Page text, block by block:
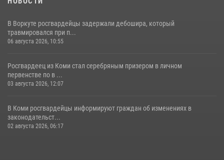
В Воркуте росгвардейцы задержали дебошира, который
травмировался при п...
06 августа 2026, 10:55
Росгвардеец из Коми стал серебряным призером в личном
первенстве по в ...
03 августа 2026, 12:07
В Коми росгвардейцы информируют граждан об изменениях в
законодательст...
02 августа 2026, 06:17